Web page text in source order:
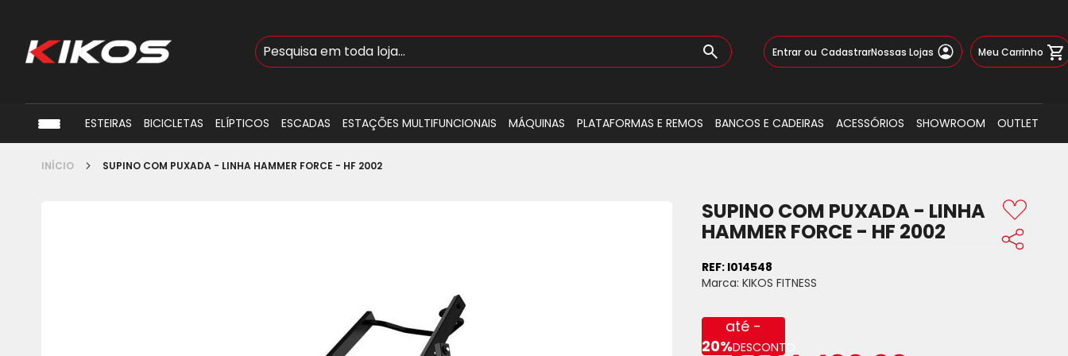
Busca
Pular
para
Entrar CadastrarNossas Lojas Meu Carrinho
ESTEIRAS BICICLETAS ELÍPTICOS ESCADAS ESTAÇÕES MULTIFUNCIONAIS MÁQUINAS PLATAFORMAS E REMOS BANCOS E CADEIRAS ACESSÓRIOS SHOWROOM OUTLET
INÍCIO SUPINO COM PUXADA - LINHA HAMMER FORCE - HF 2002
SUPINO COM PUXADA - LINHA
HAMMER FORCE - HF 2002
REF: I014548
Marca: KIKOS FITNESS
até -
20%DESCONTO